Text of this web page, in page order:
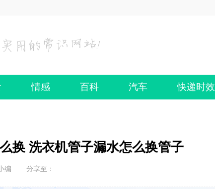
情感 百科 汽车 快递时效
换 洗衣机管子漏水怎么换管子
编 分享至：